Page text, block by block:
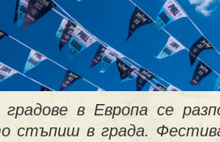
в Европа се
стъпиш в града.